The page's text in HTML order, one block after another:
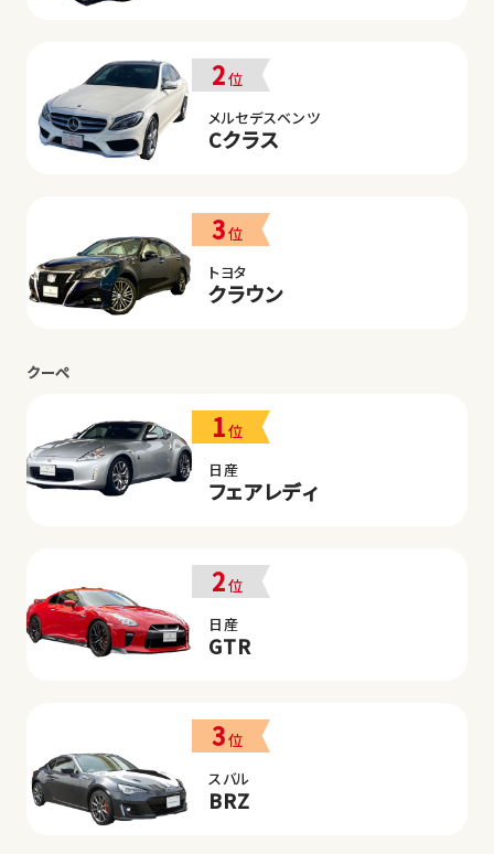
2位
メルセデスベンツ
Cクラス
3位
トヨタ
クラウン
クーペ
1位
日産
フェアレディ
2位
日産
GTR
3位
スバル
BRZ